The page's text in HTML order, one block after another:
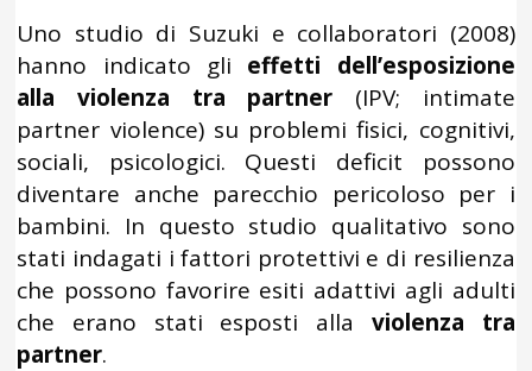
Uno studio di Suzuki e collaboratori (2008)
hanno indicato gli effetti dell’esposizione
alla violenza tra partner (IPV; intimate
partner violence) su problemi fisici, cognitivi,
sociali, psicologici. Questi deficit possono
diventare anche parecchio pericoloso per i
bambini. In questo studio qualitativo sono
stati indagati i fattori protettivi e di resilienza
che possono favorire esiti adattivi agli adulti
che erano stati esposti alla violenza tra
partner.